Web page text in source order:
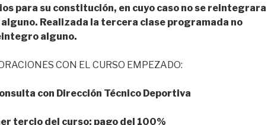
para su constitución, en cuyo caso no se reintegrara
Realizada la tercera clase programada no
alguno.
CON EL CURSO EMPEZADO:
con Dirección Técnico Deportiva
tercio del curso: pago del 100%